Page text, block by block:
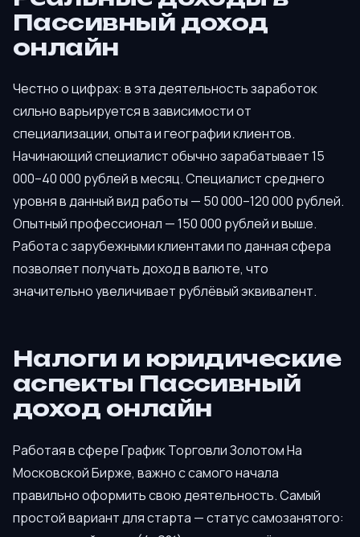
Пассивный доход
онлайн
Честно о цифрах: в эта деятельность заработок
сильно варьируется в зависимости от
специализации, опыта и географии клиентов.
Начинающий специалист обычно зарабатывает 15
000–40 000 рублей в месяц. Специалист среднего
уровня в данный вид работы — 50 000–120 000 рублей.
Опытный профессионал — 150 000 рублей и выше.
Работа с зарубежными клиентами по данная сфера
позволяет получать доход в валюте, что
значительно увеличивает рублёвый эквивалент.
Налоги и юридические
аспекты Пассивный
доход онлайн
Работая в сфере График Торговли Золотом На
Московской Бирже, важно с самого начала
правильно оформить свою деятельность. Самый
простой вариант для старта — статус самозанятого: